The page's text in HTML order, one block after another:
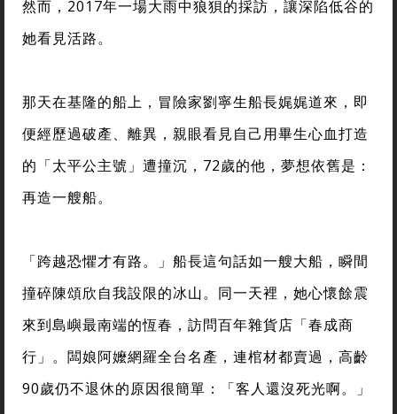
然而，2017年一場大雨中狼狽的採訪，讓深陷低谷的
她看見活路。
那天在基隆的船上，冒險家劉寧生船長娓娓道來，即
便經歷過破產、離異，親眼看見自己用畢生心血打造
的「太平公主號」遭撞沉，72歲的他，夢想依舊是：
再造一艘船。
「跨越恐懼才有路。」船長這句話如一艘大船，瞬間
撞碎陳頌欣自我設限的冰山。同一天裡，她心懷餘震
來到島嶼最南端的恆春，訪問百年雜貨店「春成商
行」。闆娘阿嬤網羅全台名產，連棺材都賣過，高齡
90歲仍不退休的原因很簡單：「客人還沒死光啊。」